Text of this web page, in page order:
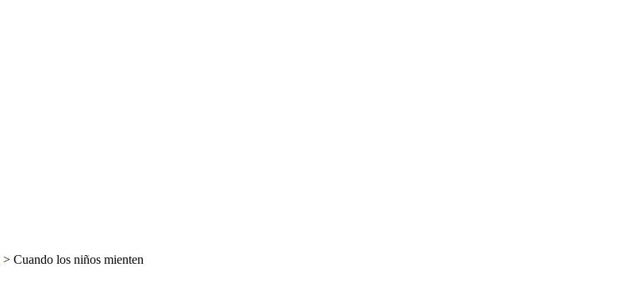
> Cuando los niños mienten